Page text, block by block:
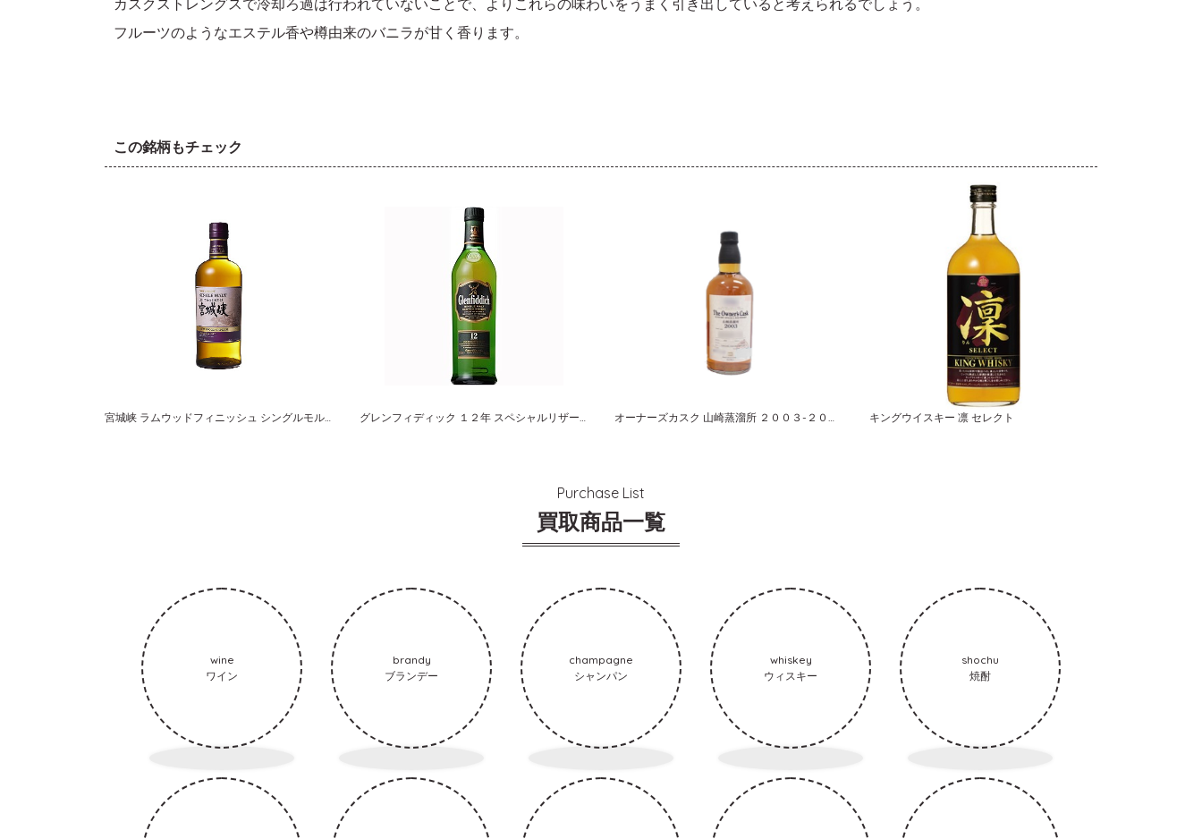
カスクストレングスで冷却ろ過は行われていないことで、よりこれらの味わいをうまく引き出していると考えられるでしょう。
フルーツのようなエステル香や樽由来のバニラが甘く香ります。
この銘柄もチェック
宮城峡 ラムウッドフィニッシュ シングルモルト ニッカ グレンフィディック １２年 スペシャルリザーブ オーナーズカスク 山崎蒸溜所 ２００３-２０１６ バーレル サントリーシングルカスクウイスキー キングウイスキー 凛 セレクト
Purchase List
買取商品一覧
wine
ワイン
brandy
ブランデー
champagne
シャンパン
whiskey
ウィスキー
shochu
焼酎